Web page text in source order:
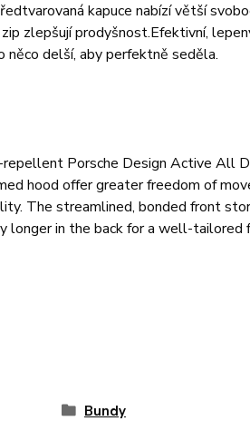
kapuce nabízí větší
zlepšují prodyšnost.Efektivní,
něco delší, aby perfektně seděla.
Porsche Design Active All
hood offer greater freedom of
The streamlined, bonded front
longer in the back for a well-tailored
Bundy